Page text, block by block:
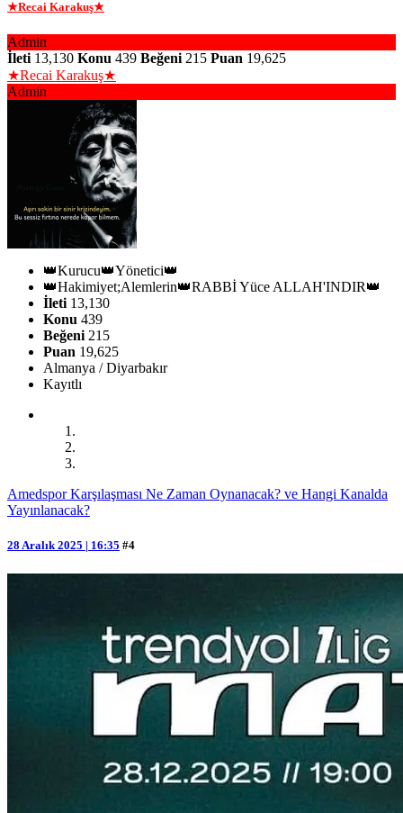
★Recai Karakuş★
Admin
İleti 13,130 Konu 439 Beğeni 215 Puan 19,625
★Recai Karakuş★
Admin
👑Kurucu👑Yönetici👑
👑Hakimiyet;Alemlerin👑RABBİ Yüce ALLAH'INDIR👑
İleti 13,130
Konu 439
Beğeni 215
Puan 19,625
Almanya / Diyarbakır
Kayıtlı
Amedspor Karşılaşması Ne Zaman Oynanacak? ve Hangi Kanalda
Yayınlanacak?
28 Aralık 2025 | 16:35 #4